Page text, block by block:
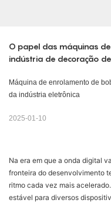
O papel das máquinas
indústria de decoração
Máquina de enrolamento de
da indústria eletrônica
2025-01-10
Na era em que a onda digital
fronteira do desenvolvimento
ritmo cada vez mais
estável para diversos